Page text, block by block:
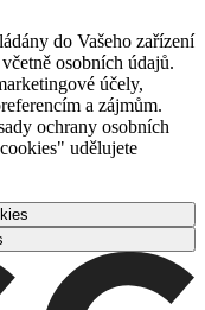
do Vašeho zařízení
osobních údajů.
účely,
a zájmům.
ochrany osobních
udělujete